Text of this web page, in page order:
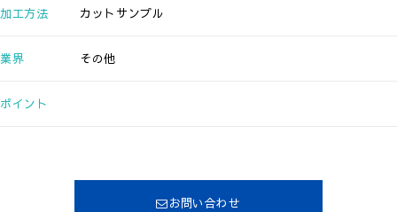
加工方法 カットサンプル
業界 その他
ポイント
お問い合わせ